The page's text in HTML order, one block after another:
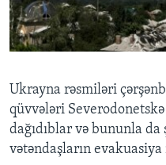
BIZI IZLƏYIN
Dillər
Ukrayna rəsmiləri
qüvvələri
dağıdıblar və bununla
vətəndaşların